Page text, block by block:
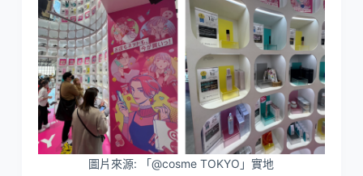
圖片來源: 「@cosme TOKYO」實地